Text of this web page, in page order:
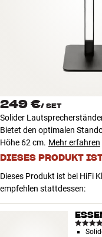
INSPIRATION
MARKEN
NEUHEITEN
ANGEBOTE
Store Finden
Kundendienst
Anmelden
249 €/ SET
Solider
Bietet den optimalen
Höhe 62 cm. Mehr erfahren
DIESES PRODUKT
Dieses Produkt ist bei HiFi
empfehlen stattdessen: